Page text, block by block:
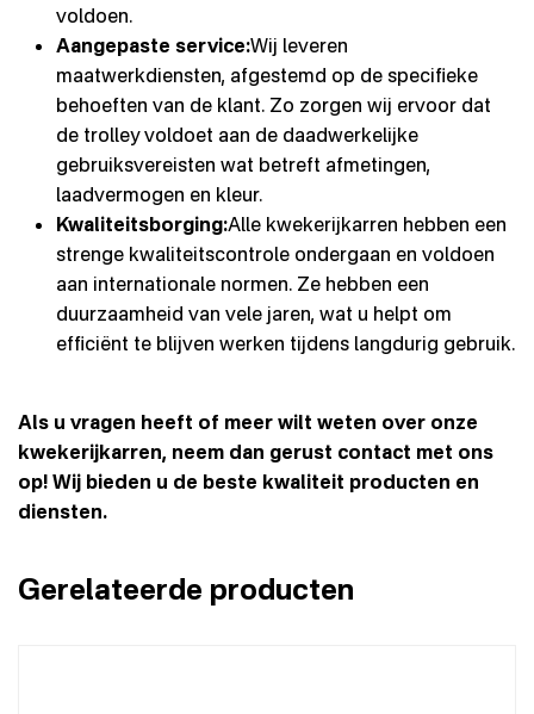
voldoen.
Aangepaste service:Wij leveren
maatwerkdiensten, afgestemd op de specifieke
behoeften van de klant. Zo zorgen wij ervoor dat
de trolley voldoet aan de daadwerkelijke
gebruiksvereisten wat betreft afmetingen,
laadvermogen en kleur.
Kwaliteitsborging:Alle kwekerijkarren hebben een
strenge kwaliteitscontrole ondergaan en voldoen
aan internationale normen. Ze hebben een
duurzaamheid van vele jaren, wat u helpt om
efficiënt te blijven werken tijdens langdurig gebruik.
Als u vragen heeft of meer wilt weten over onze
kwekerijkarren, neem dan gerust contact met ons
op! Wij bieden u de beste kwaliteit producten en
diensten.
Gerelateerde producten